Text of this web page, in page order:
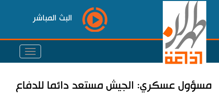
البث المباشر
مسؤول عسكري: الجيش مستعد دائما للدفاع